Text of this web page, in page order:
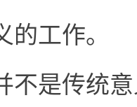
工作。
不是传统